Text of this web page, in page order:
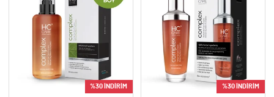
%30 İNDİRİM %30 İNDİRİM